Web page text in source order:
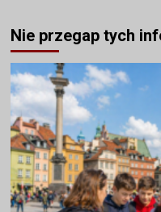
Nie przegap tych